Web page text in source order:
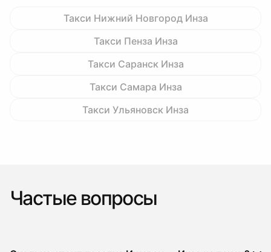
Такси Нижний Новгород Инза
Такси Пенза Инза
Такси Саранск Инза
Такси Самара Инза
Такси Ульяновск Инза
Частые вопросы